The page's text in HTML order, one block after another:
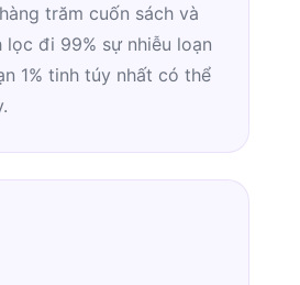
trăm cuốn sách và
lọc đi 99% sự nhiễu loạn
1% tinh túy nhất có thể